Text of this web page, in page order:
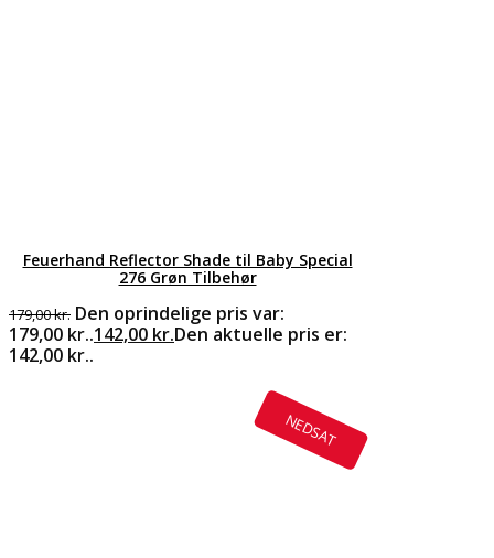
Feuerhand Reflector Shade til Baby Special
276 Grøn Tilbehør
179,00kr. Den oprindelige pris var:
179,00 kr..142,00 kr.Den aktuelle pris er:
142,00 kr..
NEDSAT